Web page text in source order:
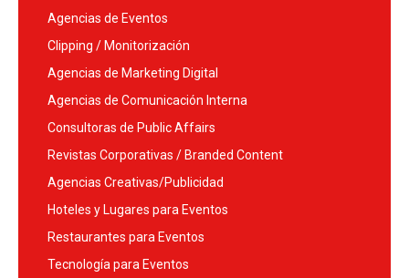
Agencias de Eventos
Clipping / Monitorización
Agencias de Marketing Digital
Agencias de Comunicación Interna
Consultoras de Public Affairs
Revistas Corporativas / Branded Content
Agencias Creativas/Publicidad
Hoteles y Lugares para Eventos
Restaurantes para Eventos
Tecnología para Eventos